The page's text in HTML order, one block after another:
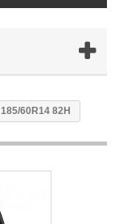
60R14 82H